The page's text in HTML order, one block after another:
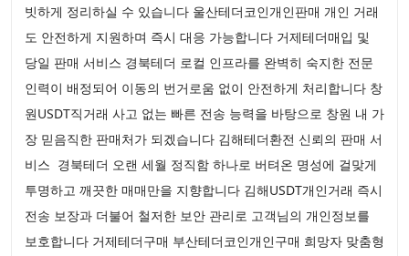
빗하게 정리하실 수 있습니다 울산테더코인개인판매 개인 거래
도 안전하게 지원하며 즉시 대응 가능합니다 거제테더매입 및
당일 판매 서비스 경북테더 로컬 인프라를 완벽히 숙지한 전문
인력이 배정되어 이동의 번거로움 없이 안전하게 처리합니다 창
원USDT직거래 사고 없는 빠른 전송 능력을 바탕으로 창원 내 가
장 믿음직한 판매처가 되겠습니다 김해테더환전 신뢰의 판매 서
비스 경북테더 오랜 세월 정직함 하나로 버텨온 명성에 걸맞게
투명하고 깨끗한 매매만을 지향합니다 김해USDT개인거래 즉시
전송 보장과 더불어 철저한 보안 관리로 고객님의 개인정보를
보호합니다 거제테더구매 부산테더코인개인구매 희망자 맞춤형